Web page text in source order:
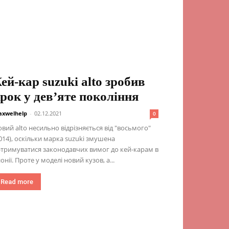
кар suzuki alto зробив
у дев’яте покоління
- 02.12.2021 0
alto несильно відрізняється від "восьмого"
оскільки марка suzuki змушена
законодавчих вимог до кей-карам в
Проте у моделі новий кузов, а...
Read more